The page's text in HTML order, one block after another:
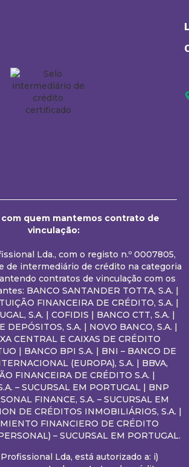
quem mantemos contrato de
vinculação:
Lda., com o registo n.º 0007805,
de intermediário de crédito na categoria
contratos de vinculação com os
BANCO SANTANDER TOTTA, S.A. |
FINANCEIRA DE CRÉDITO, S.A. |
S.A. | COFIDIS | BANCO CTT, S.A. |
DEPÓSITOS, S.A. | NOVO BANCO, S.A. |
CENTRAL E CAIXAS DE CRÉDITO
| BANCO BPI S.A. | BNI – BANCO DE
(EUROPA), S.A. | BBVA,
FINANCEIRA DE CRÉDITO S.A. |
– SUCURSAL EM PORTUGAL | BNP
FINANCE, S.A. – SUCURSAL EM
DE CRÉDITOS INMOBILIÁRIOS, S.A. |
FINANCIERO DE CRÉDITO
– SUCURSAL EM PORTUGAL.
Lda, está autorizado a: i)